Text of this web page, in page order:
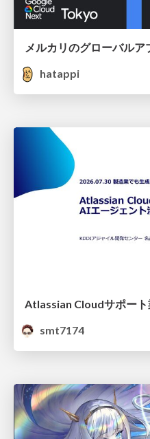
hatappi
smt7174